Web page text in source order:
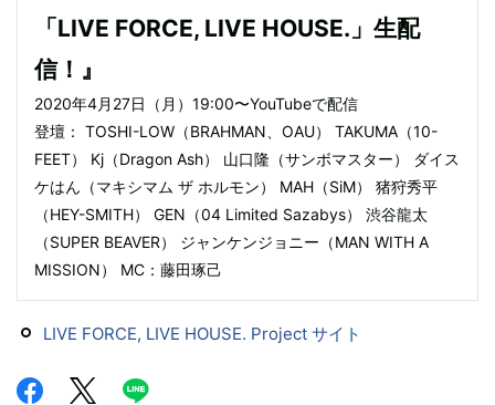
「LIVE FORCE, LIVE HOUSE.」生配
信！』
2020年4月27日（月）19:00〜YouTubeで配信
登壇： TOSHI-LOW（BRAHMAN、OAU） TAKUMA（10-
FEET） Kj（Dragon Ash） 山口隆（サンボマスター） ダイス
ケはん（マキシマム ザ ホルモン） MAH（SiM） 猪狩秀平
（HEY-SMITH） GEN（04 Limited Sazabys） 渋谷龍太
（SUPER BEAVER） ジャンケンジョニー（MAN WITH A
MISSION） MC：藤田琢己
LIVE FORCE, LIVE HOUSE. Project サイト